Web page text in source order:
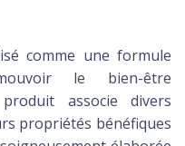
comme une formule
le bien-être
associe divers
propriétés bénéfiques